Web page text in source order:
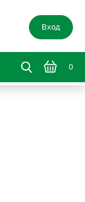
Вход
0